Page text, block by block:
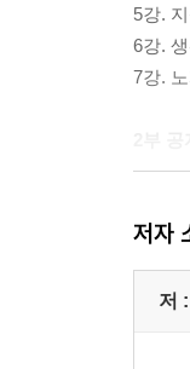
5강.
6강.
7강.
9강.
10강.
11강.
저자
저 :